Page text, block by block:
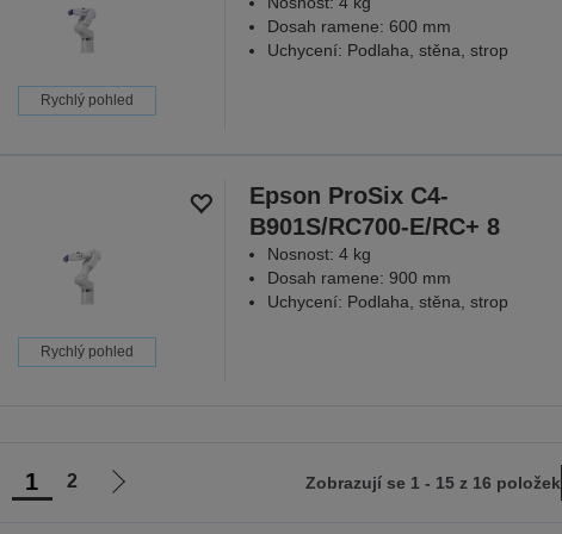
Rychlý pohled
Dosah ramene: 600 mm
Uchycení: Podlaha, stěna, strop
Rychlý pohled
Epson ProSix C4-
B901S/RC700-E/RC+ 8
Nosnost: 4 kg
Dosah ramene: 900 mm
Uchycení: Podlaha, stěna, strop
1 2
Jít
Zobrazují se 1 - 15 z 16 položek